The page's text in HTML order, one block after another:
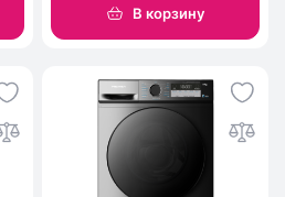
В корзину